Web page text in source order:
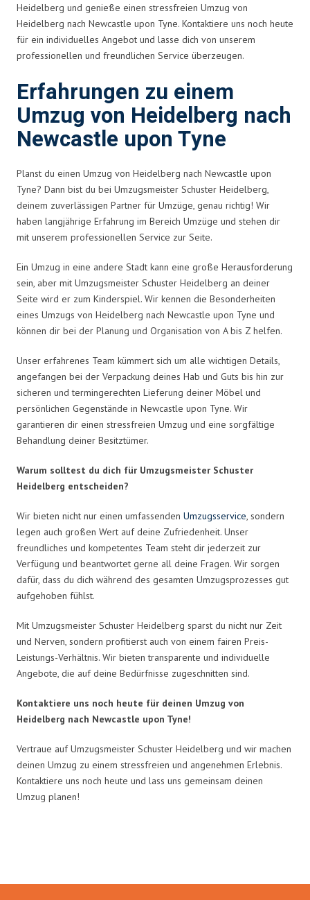
Heidelberg und genieße einen stressfreien Umzug von
Heidelberg nach Newcastle upon Tyne. Kontaktiere uns noch heute
für ein individuelles Angebot und lasse dich von unserem
professionellen und freundlichen Service überzeugen.
Erfahrungen zu einem
Umzug von Heidelberg nach
Newcastle upon Tyne
Planst du einen Umzug von Heidelberg nach Newcastle upon
Tyne? Dann bist du bei Umzugsmeister Schuster Heidelberg,
deinem zuverlässigen Partner für Umzüge, genau richtig! Wir
haben langjährige Erfahrung im Bereich Umzüge und stehen dir
mit unserem professionellen Service zur Seite.
Ein Umzug in eine andere Stadt kann eine große Herausforderung
sein, aber mit Umzugsmeister Schuster Heidelberg an deiner
Seite wird er zum Kinderspiel. Wir kennen die Besonderheiten
eines Umzugs von Heidelberg nach Newcastle upon Tyne und
können dir bei der Planung und Organisation von A bis Z helfen.
Unser erfahrenes Team kümmert sich um alle wichtigen Details,
angefangen bei der Verpackung deines Hab und Guts bis hin zur
sicheren und termingerechten Lieferung deiner Möbel und
persönlichen Gegenstände in Newcastle upon Tyne. Wir
garantieren dir einen stressfreien Umzug und eine sorgfältige
Behandlung deiner Besitztümer.
Warum solltest du dich für Umzugsmeister Schuster
Heidelberg entscheiden?
Wir bieten nicht nur einen umfassenden Umzugsservice, sondern
legen auch großen Wert auf deine Zufriedenheit. Unser
freundliches und kompetentes Team steht dir jederzeit zur
Verfügung und beantwortet gerne all deine Fragen. Wir sorgen
dafür, dass du dich während des gesamten Umzugsprozesses gut
aufgehoben fühlst.
Mit Umzugsmeister Schuster Heidelberg sparst du nicht nur Zeit
und Nerven, sondern profitierst auch von einem fairen Preis-
Leistungs-Verhältnis. Wir bieten transparente und individuelle
Angebote, die auf deine Bedürfnisse zugeschnitten sind.
Kontaktiere uns noch heute für deinen Umzug von
Heidelberg nach Newcastle upon Tyne!
Vertraue auf Umzugsmeister Schuster Heidelberg und wir machen
deinen Umzug zu einem stressfreien und angenehmen Erlebnis.
Kontaktiere uns noch heute und lass uns gemeinsam deinen
Umzug planen!